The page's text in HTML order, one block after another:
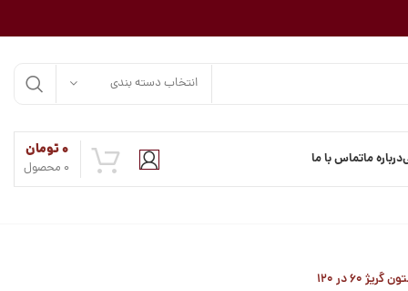
انتخاب دسته بندی
درباره ماتماس با ما 0 محصول
۰تومان
۶۰ در ۱۲۰